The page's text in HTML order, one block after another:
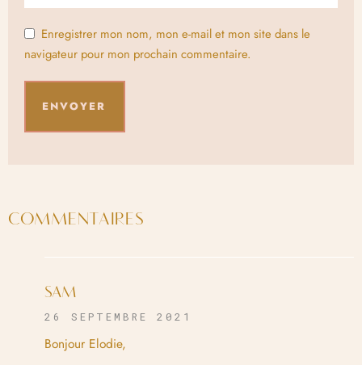
Enregistrer mon nom, mon e-mail et mon site dans le
navigateur pour mon prochain commentaire.
COMMENTAIRES
SAM
26 SEPTEMBRE 2021
Bonjour Elodie,